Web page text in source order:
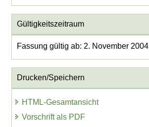
Gültigkeitszeitraum
Fassung gültig ab: 2. November 2004
Drucken/Speichern
HTML-Gesamtansicht
Vorschrift als PDF